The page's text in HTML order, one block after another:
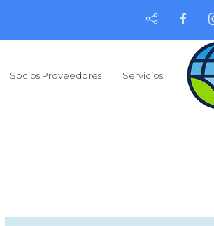
Socios Proveedores Servicios